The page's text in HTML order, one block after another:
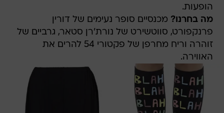
הופעות.
מה בחרנו? מכנסיים סופר נעימים של דורין
פרנקפורט, סווטשירט של נורת'רן סטאר, גרביים של
זוהרה וריח מחרפן של פקטורי 54 להרים את
האווירה.